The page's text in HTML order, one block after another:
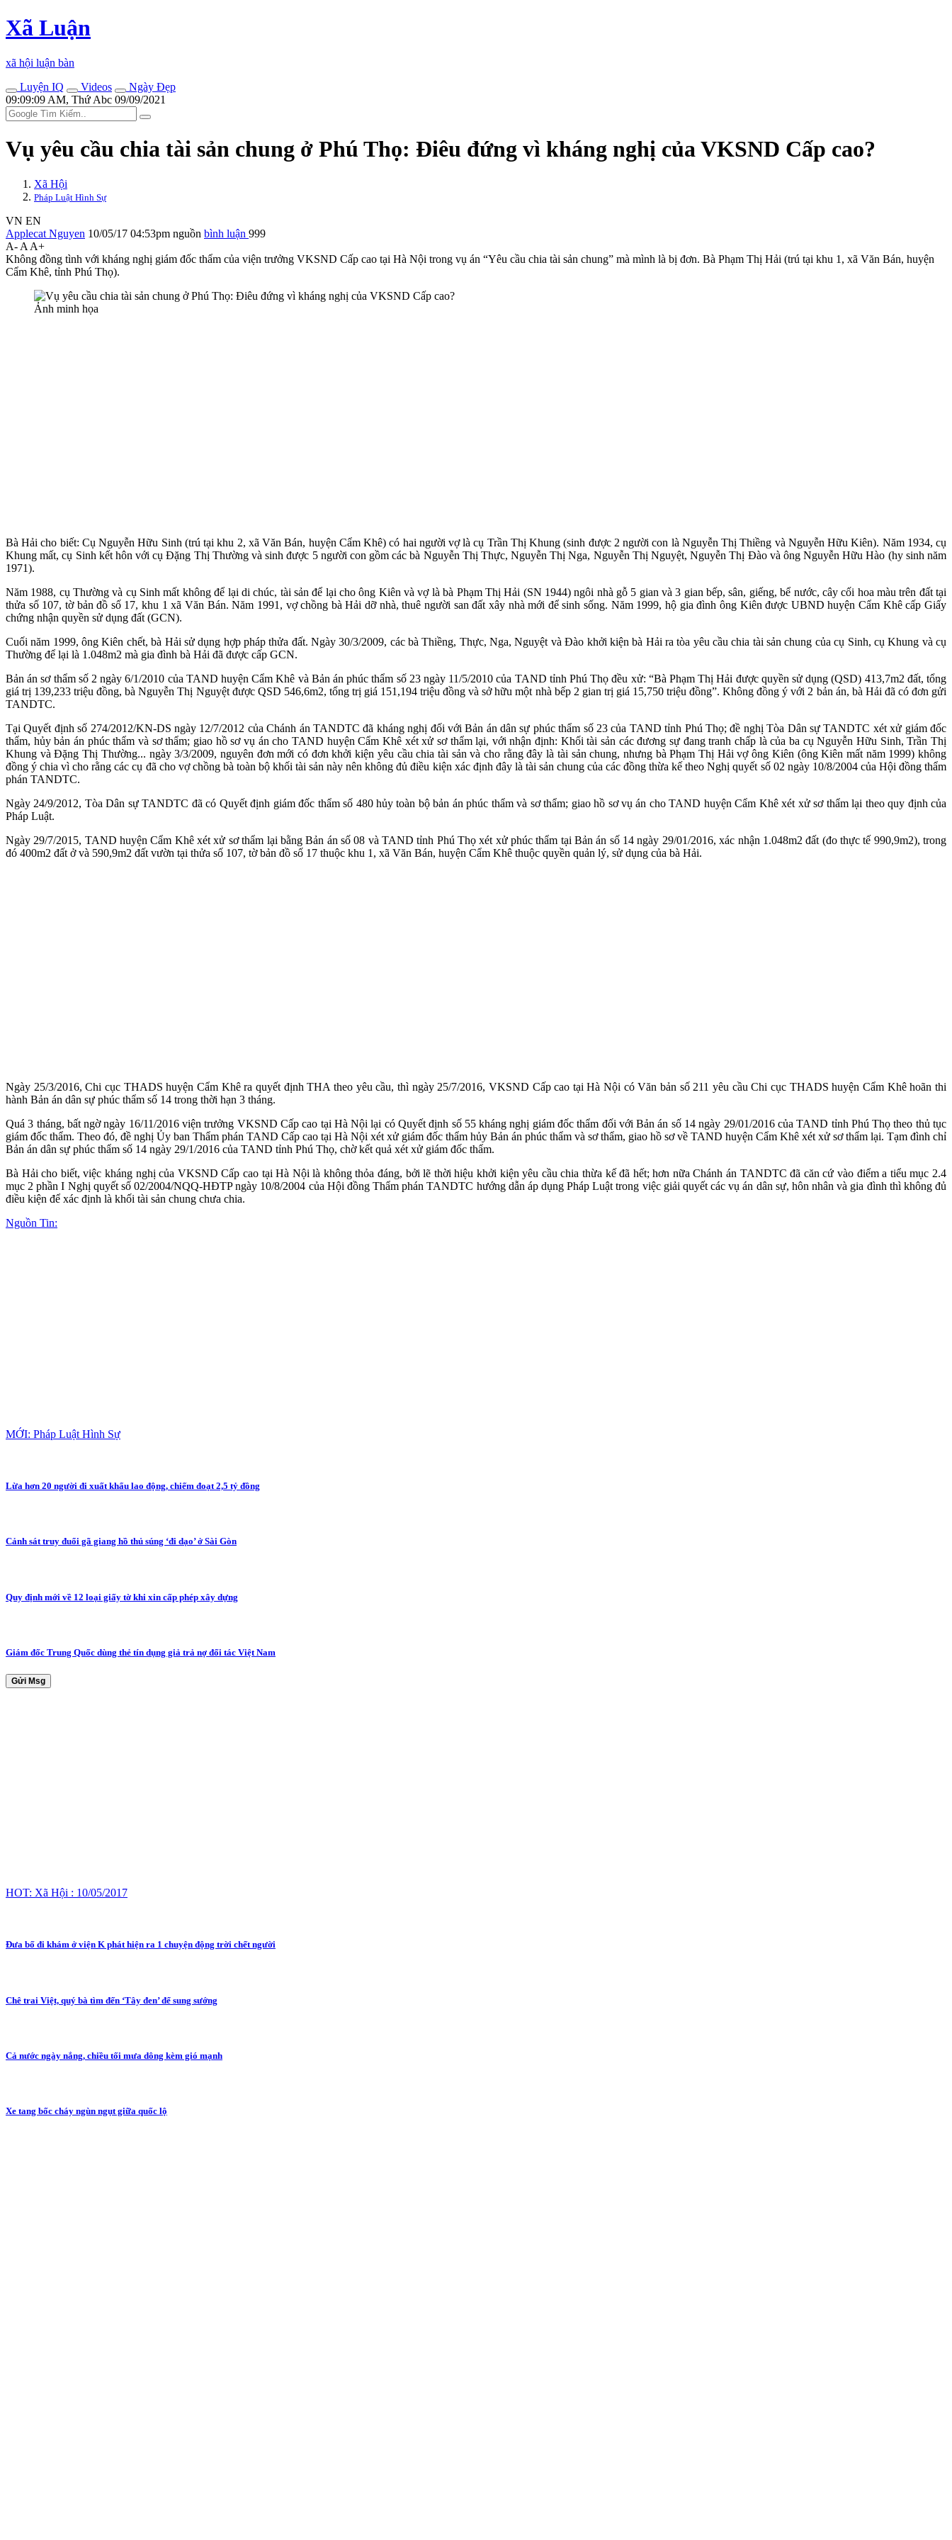
Xã Luận
xã hội luận bàn
Luyện IQ
Videos
Ngày Đẹp
09:09:09 AM, Thứ Abc 09/09/2021
Vụ yêu cầu chia tài sản chung ở Phú Thọ: Điêu đứng vì kháng nghị của VKSND Cấp cao?
Xã Hội
Pháp Luật Hình Sự
VN EN
Applecat Nguyen 10/05/17 04:53pm nguồn bình luận 999
A- A A+
Không đồng tình với kháng nghị giám đốc thẩm của viện trưởng VKSND Cấp cao tại Hà Nội trong vụ án “Yêu cầu chia tài sản chung” mà mình là bị đơn. Bà Phạm Thị Hải (trú tại khu 1, xã Văn Bán, huyện
Cẩm Khê, tỉnh Phú Thọ).
Ảnh minh họa
Bà Hải cho biết: Cụ Nguyễn Hữu Sinh (trú tại khu 2, xã Văn Bán, huyện Cẩm Khê) có hai người vợ là cụ Trần Thị Khung (sinh được 2 người con là Nguyễn Thị Thiềng và Nguyễn Hữu Kiên). Năm 1934, cụ
Khung mất, cụ Sinh kết hôn với cụ Đặng Thị Thường và sinh được 5 người con gồm các bà Nguyễn Thị Thực, Nguyễn Thị Nga, Nguyễn Thị Nguyệt, Nguyễn Thị Đào và ông Nguyễn Hữu Hào (hy sinh năm
1971).
Năm 1988, cụ Thường và cụ Sinh mất không để lại di chúc, tài sản để lại cho ông Kiên và vợ là bà Phạm Thị Hải (SN 1944) ngôi nhà gỗ 5 gian và 3 gian bếp, sân, giếng, bể nước, cây cối hoa màu trên đất tại
thửa số 107, tờ bản đồ số 17, khu 1 xã Văn Bán. Năm 1991, vợ chồng bà Hải dỡ nhà, thuê người san đất xây nhà mới để sinh sống. Năm 1999, hộ gia đình ông Kiên được UBND huyện Cẩm Khê cấp Giấy
chứng nhận quyền sử dụng đất (GCN).
Cuối năm 1999, ông Kiên chết, bà Hải sử dụng hợp pháp thửa đất. Ngày 30/3/2009, các bà Thiềng, Thực, Nga, Nguyệt và Đào khởi kiện bà Hải ra tòa yêu cầu chia tài sản chung của cụ Sinh, cụ Khung và cụ
Thường để lại là 1.048m2 mà gia đình bà Hải đã được cấp GCN.
Bản án sơ thẩm số 2 ngày 6/1/2010 của TAND huyện Cẩm Khê và Bản án phúc thẩm số 23 ngày 11/5/2010 của TAND tỉnh Phú Thọ đều xử: “Bà Phạm Thị Hải được quyền sử dụng (QSD) 413,7m2 đất, tổng
giá trị 139,233 triệu đồng, bà Nguyễn Thị Nguyệt được QSD 546,6m2, tổng trị giá 151,194 triệu đồng và sở hữu một nhà bếp 2 gian trị giá 15,750 triệu đồng”. Không đồng ý với 2 bản án, bà Hải đã có đơn gửi
TANDTC.
Tại Quyết định số 274/2012/KN-DS ngày 12/7/2012 của Chánh án TANDTC đã kháng nghị đối với Bản án dân sự phúc thẩm số 23 của TAND tỉnh Phú Thọ; đề nghị Tòa Dân sự TANDTC xét xử giám đốc
thẩm, hủy bản án phúc thẩm và sơ thẩm; giao hồ sơ vụ án cho TAND huyện Cẩm Khê xét xử sơ thẩm lại, với nhận định: Khối tài sản các đương sự đang tranh chấp là của ba cụ Nguyễn Hữu Sinh, Trần Thị
Khung và Đặng Thị Thường... ngày 3/3/2009, nguyên đơn mới có đơn khởi kiện yêu cầu chia tài sản và cho rằng đây là tài sản chung, nhưng bà Phạm Thị Hải vợ ông Kiên (ông Kiên mất năm 1999) không
đồng ý chia vì cho rằng các cụ đã cho vợ chồng bà toàn bộ khối tài sản này nên không đủ điều kiện xác định đây là tài sản chung của các đồng thừa kế theo Nghị quyết số 02 ngày 10/8/2004 của Hội đồng thẩm
phán TANDTC.
Ngày 24/9/2012, Tòa Dân sự TANDTC đã có Quyết định giám đốc thẩm số 480 hủy toàn bộ bản án phúc thẩm và sơ thẩm; giao hồ sơ vụ án cho TAND huyện Cẩm Khê xét xử sơ thẩm lại theo quy định của
Pháp Luật.
Ngày 29/7/2015, TAND huyện Cẩm Khê xét xử sơ thẩm lại bằng Bản án số 08 và TAND tỉnh Phú Thọ xét xử phúc thẩm tại Bản án số 14 ngày 29/01/2016, xác nhận 1.048m2 đất (đo thực tế 990,9m2), trong
đó 400m2 đất ở và 590,9m2 đất vườn tại thửa số 107, tờ bản đồ số 17 thuộc khu 1, xã Văn Bán, huyện Cẩm Khê thuộc quyền quản lý, sử dụng của bà Hải.
Ngày 25/3/2016, Chi cục THADS huyện Cẩm Khê ra quyết định THA theo yêu cầu, thì ngày 25/7/2016, VKSND Cấp cao tại Hà Nội có Văn bản số 211 yêu cầu Chi cục THADS huyện Cẩm Khê hoãn thi
hành Bản án dân sự phúc thẩm số 14 trong thời hạn 3 tháng.
Quá 3 tháng, bất ngờ ngày 16/11/2016 viện trưởng VKSND Cấp cao tại Hà Nội lại có Quyết định số 55 kháng nghị giám đốc thẩm đối với Bản án số 14 ngày 29/01/2016 của TAND tỉnh Phú Thọ theo thủ tục
giám đốc thẩm. Theo đó, đề nghị Ủy ban Thẩm phán TAND Cấp cao tại Hà Nội xét xử giám đốc thẩm hủy Bản án phúc thẩm và sơ thẩm, giao hồ sơ về TAND huyện Cẩm Khê xét xử sơ thẩm lại. Tạm đình chỉ
Bản án dân sự phúc thẩm số 14 ngày 29/1/2016 của TAND tỉnh Phú Thọ, chờ kết quả xét xử giám đốc thẩm.
Bà Hải cho biết, việc kháng nghị của VKSND Cấp cao tại Hà Nội là không thỏa đáng, bởi lẽ thời hiệu khởi kiện yêu cầu chia thừa kế đã hết; hơn nữa Chánh án TANDTC đã căn cứ vào điểm a tiểu mục 2.4
mục 2 phần I Nghị quyết số 02/2004/NQQ-HĐTP ngày 10/8/2004 của Hội đồng Thẩm phán TANDTC hướng dẫn áp dụng Pháp Luật trong việc giải quyết các vụ án dân sự, hôn nhân và gia đình thì không đủ
điều kiện để xác định là khối tài sản chung chưa chia.
Nguồn Tin:
MỚI: Pháp Luật Hình Sự
Lừa hơn 20 người đi xuất khẩu lao động, chiếm đoạt 2,5 tỷ đồng
Cảnh sát truy đuổi gã giang hồ thủ súng ‘đi dạo’ ở Sài Gòn
Quy định mới về 12 loại giấy tờ khi xin cấp phép xây dựng
Giám đốc Trung Quốc dùng thẻ tín dụng giả trả nợ đối tác Việt Nam
Gửi Msg
HOT: Xã Hội : 10/05/2017
Đưa bố đi khám ở viện K phát hiện ra 1 chuyện động trời chết người
Chê trai Việt, quý bà tìm đến ‘Tây đen’ để sung sướng
Cả nước ngày nắng, chiều tối mưa dông kèm gió mạnh
Xe tang bốc cháy ngùn ngụt giữa quốc lộ